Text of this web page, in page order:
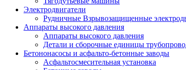
Электродвигатели
Рудничные Взрывозащищенные
Аппараты высокого давления
Аппараты высокого давления
Детали и сборочные единицы
Бетононасосы и асфальто-бетонные заводы
Асфальтосмесительная установка